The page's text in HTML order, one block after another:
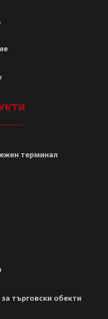
терминал
търговски обекти